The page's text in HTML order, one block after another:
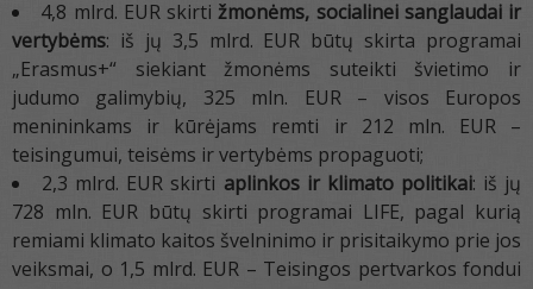
4,8 mlrd. EUR skirtižmonėms, socialinei sanglaudai ir
vertybėms: iš jų 3,5 mlrd. EUR būtų skirta programai
„Erasmus+“ siekiant žmonėms suteikti švietimo ir
judumo galimybių, 325 mln. EUR – visos Europos
menininkams ir kūrėjams remti ir 212 mln. EUR –
teisingumui, teisėms ir vertybėms propaguoti;
2,3 mlrd. EUR skirti aplinkos ir klimato politikai: iš jų
728 mln. EUR būtų skirti programai LIFE, pagal kurią
remiami klimato kaitos švelninimo ir prisitaikymo prie jos
veiksmai, o 1,5 mlrd. EUR – Teisingos pertvarkos fondui